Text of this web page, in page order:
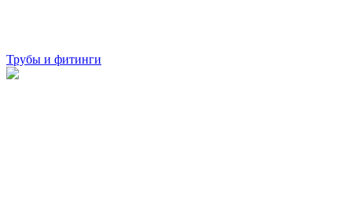
Трубы и фитинги